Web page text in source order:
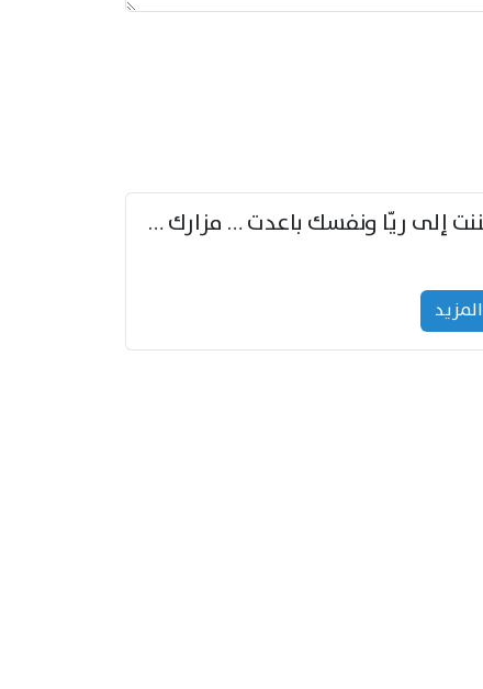
حننت إلى ريّا ونفسك باعدت … مزارك من ريّا وشعباكما معا
المزید